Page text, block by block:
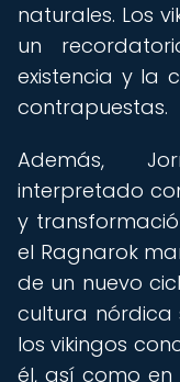
naturales. Los
un
existencia y la
contrapuestas.
Además,
interpretado
y
el Ragnarok
de un nuevo
cultura nórdica
los vikingos
él, así como